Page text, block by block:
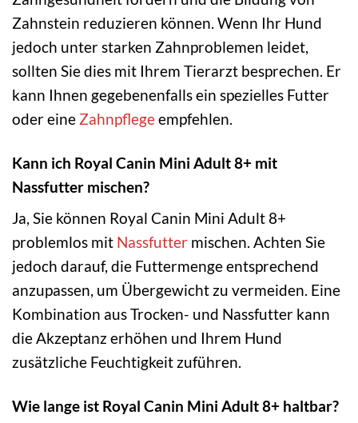
Zahnstein reduzieren können. Wenn Ihr Hund
jedoch unter starken Zahnproblemen leidet,
sollten Sie dies mit Ihrem Tierarzt besprechen. Er
kann Ihnen gegebenenfalls ein spezielles Futter
oder eine Zahnpflegeempfehlen.
Kann ich Royal Canin Mini Adult 8+ mit
Nassfutter mischen?
Ja, Sie können Royal Canin Mini Adult 8+
problemlos mit Nassfutter mischen. Achten Sie
jedoch darauf, die Futtermenge entsprechend
anzupassen, um Übergewicht zu vermeiden. Eine
Kombination aus Trocken- und Nassfutter kann
die Akzeptanz erhöhen und Ihrem Hund
zusätzliche Feuchtigkeit zuführen.
Wie lange ist Royal Canin Mini Adult 8+ haltbar?